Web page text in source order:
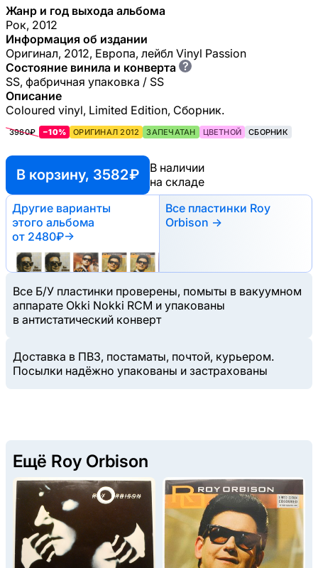
Жанр и год выхода альбома
Рок, 2012
Информация об издании
Оригинал, 2012, Европа, лейбл Vinyl Passion
Состояние винила и конверта ?
SS, фабричная упаковка / SS
Описание
Coloured vinyl, Limited Edition, Сборник.
3980₽ −10% ОРИГИНАЛ 2012 ЗАПЕЧАТАН ЦВЕТНОЙ СБОРНИК
В корзину, 3582 ₽
В наличии
на складе
Другие варианты
этого альбома
от 2480₽→
Все пластинки Roy
Orbison →
Все Б/У пластинки проверены, помыты в вакуумном
аппарате Okki Nokki RCM и упакованы
в антистатический конверт
Доставка в ПВЗ, постаматы, почтой, курьером.
Посылки надёжно упакованы и застрахованы
Ещё Roy Orbison